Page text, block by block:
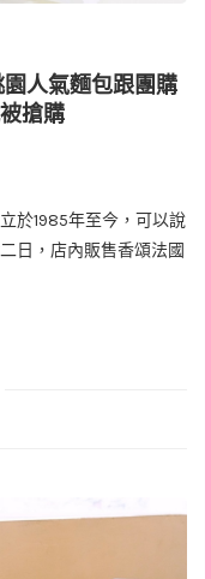
人氣麵包跟團購
搶購
於1985年至今，可以說
日，店內販售香頌法國